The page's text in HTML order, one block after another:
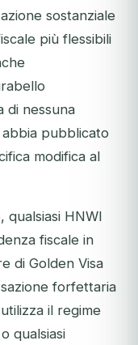
sostanziale
più flessibili
di nessuna
pubblicato
modifica al
qualsiasi HNWI
fiscale in
di Golden Visa
forfettaria
il regime
qualsiasi